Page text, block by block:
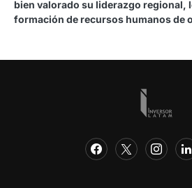
bien valorado su liderazgo regional,
formación de recursos humanos de